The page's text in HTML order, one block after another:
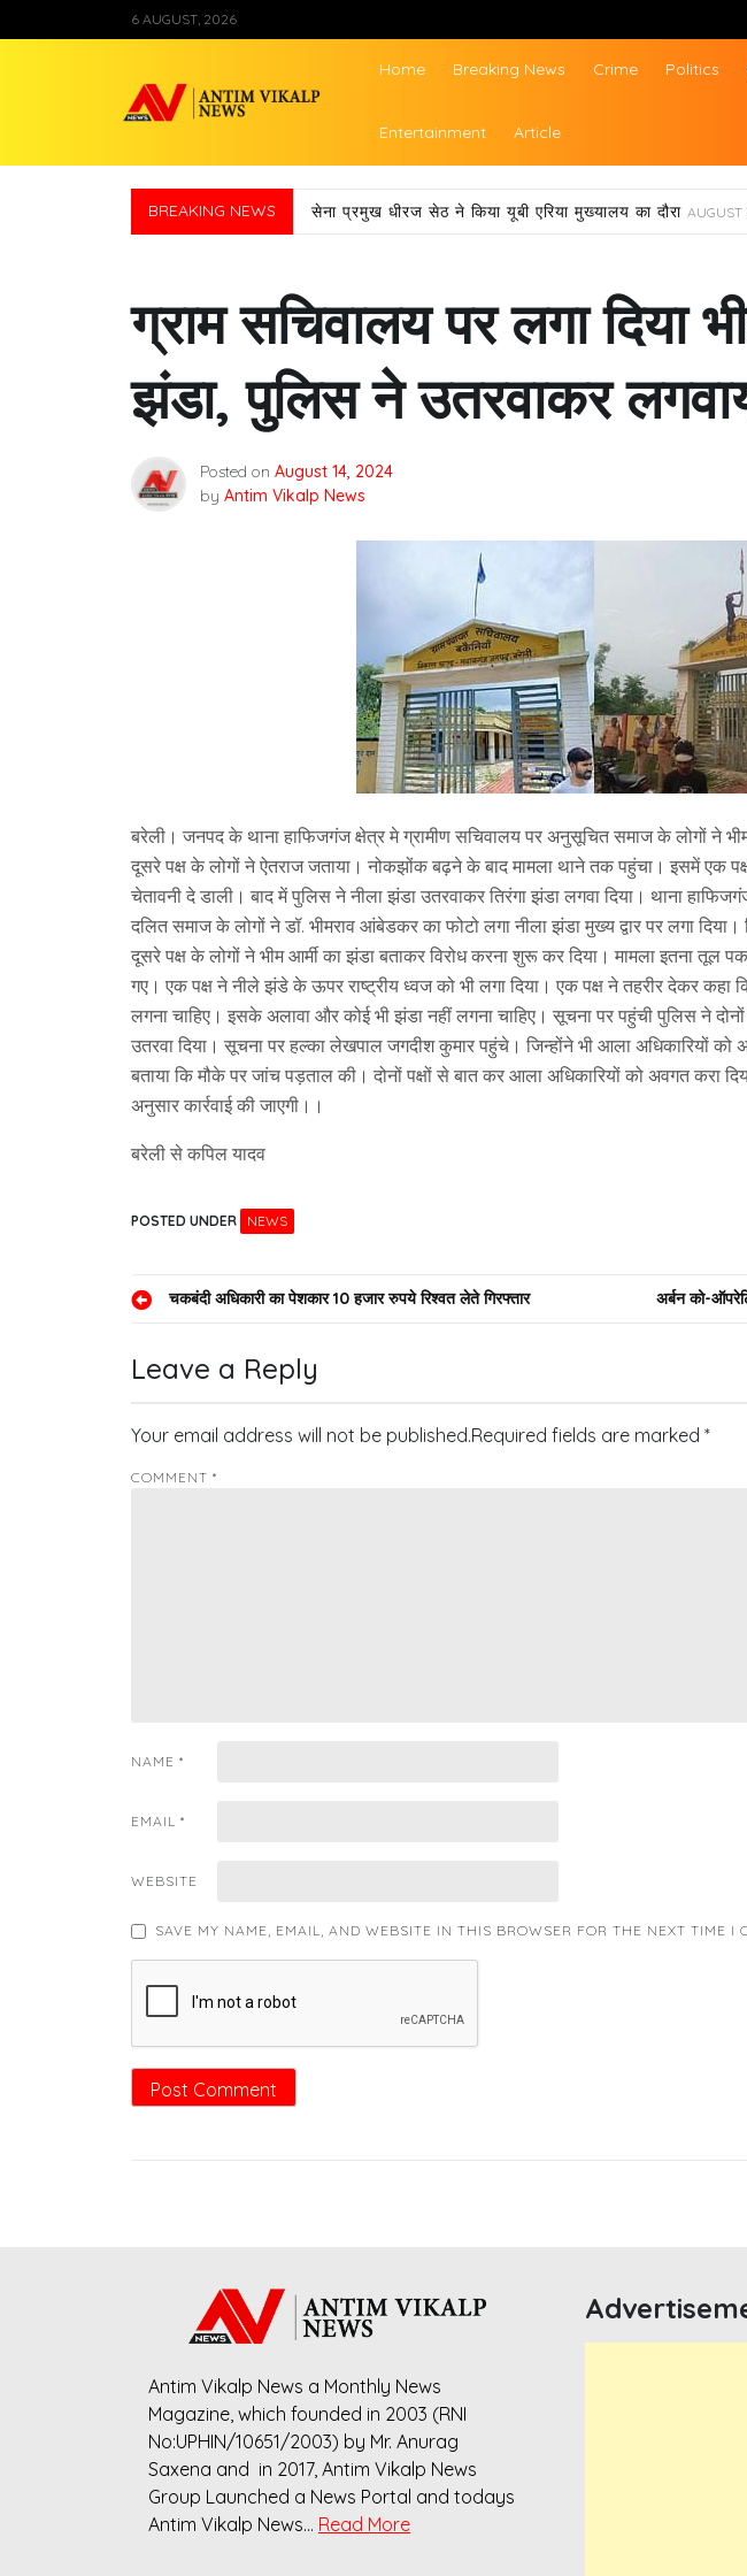
to
6 AUGUST, 2026
Antim Vikalp News
Home Breaking News Crime Politics
Entertainment Article
BREAKING NEWS सेना प्रमुख धीरज सेठ ने किया यूबी एरिया मुख्यालय का दौरा
ग्राम सचिवालय पर लगा दिया
झंडा, पुलिस ने उतरवाकर
Posted on August 14, 2024
by Antim Vikalp News
बरेली। जनपद के थाना हाफिजगंज क्षेत्र मे ग्रामीण सचिवालय पर अनुसूचित समाज के लोगों ने
दूसरे पक्ष के लोगों ने ऐतराज जताया। नोकझोंक बढ़ने के बाद मामला थाने तक पहुंचा। इसमें एक
चेतावनी दे डाली। बाद में पुलिस ने नीला झंडा उतरवाकर तिरंगा झंडा लगवा दिया। थाना
दलित समाज के लोगों ने डॉ. भीमराव आंबेडकर का फोटो लगा नीला झंडा मुख्य द्वार पर लगा
दूसरे पक्ष के लोगों ने भीम आर्मी का झंडा बताकर विरोध करना शुरू कर दिया। मामला इतना तूल
गए। एक पक्ष ने नीले झंडे के ऊपर राष्ट्रीय ध्वज को भी लगा दिया। एक पक्ष ने तहरीर देकर कहा
लगना चाहिए। इसके अलावा और कोई भी झंडा नहीं लगना चाहिए। सूचना पर पहुंची पुलिस ने
उतरवा दिया। सूचना पर हल्का लेखपाल जगदीश कुमार पहुंचे। जिन्होंने भी आला अधिकारियों को
बताया कि मौके पर जांच पड़ताल की। दोनों पक्षों से बात कर आला अधिकारियों को अवगत करा
अनुसार कार्रवाई की जाएगी।।
बरेली से कपिल यादव
POSTED UNDER NEWS
Post
navigation
चकबंदी अधिकारी का पेशकार 10 हजार रुपये रिश्वत लेते गिरफ्तार अर्बन को-
Leave a Reply
Your email address will not be published.Required fields are marked *
COMMENT *
NAME *
EMAIL *
WEBSITE
SAVE MY NAME, EMAIL, AND WEBSITE IN THIS BROWSER FOR THE NEXT TIME I
Antim Vikalp News a Monthly News
Magazine, which founded in 2003 (RNI
No:UPHIN/10651/2003) by Mr. Anurag
Saxena and in 2017, Antim Vikalp News
Group Launched a News Portal and todays
Antim Vikalp News… Read More